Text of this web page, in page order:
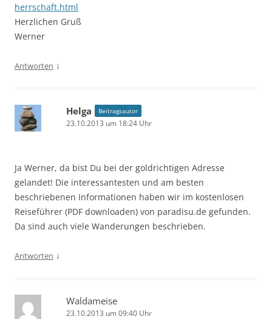
herrschaft.html
Herzlichen Gruß
Werner
Antworten ↓
Helga Beitragsautor
23.10.2013 um 18:24 Uhr
Ja Werner, da bist Du bei der goldrichtigen Adresse
gelandet! Die interessantesten und am besten
beschriebenen Informationen haben wir im kostenlosen
Reiseführer (PDF downloaden) von paradisu.de gefunden.
Da sind auch viele Wanderungen beschrieben.
Antworten ↓
Waldameise
23.10.2013 um 09:40 Uhr